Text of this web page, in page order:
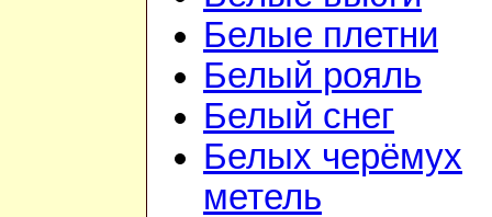
Белые плетни
Белый рояль
Белый снег
Белых черёмух
метель